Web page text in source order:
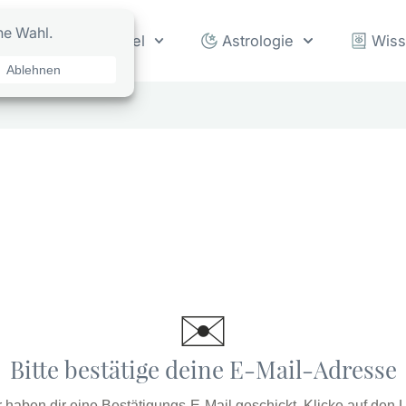
Orakel Astrologie
✉️
Bitte bestätige deine E-Mail-Adresse